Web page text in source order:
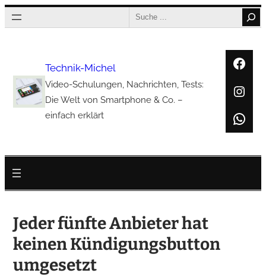
Zum
Inhalt
Search
Technik-Michel
Video-Schulungen, Nachrichten, Tests:
Die Welt von Smartphone & Co. –
einfach erklärt
Jeder fünfte Anbieter hat
keinen Kündigungsbutton
umgesetzt